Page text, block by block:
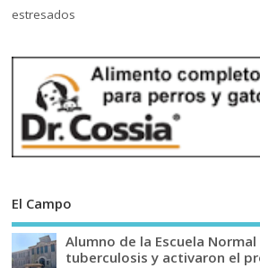
El Campo
Alumno de la Escuela
tuberculosis y activaron el